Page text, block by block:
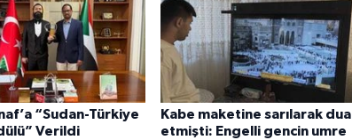
“Sudan-Türkiye
Verildi
Kabe maketine sarılarak dua
etmişti: Engelli gencin umre